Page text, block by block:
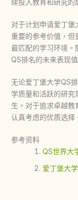
续投入教育和研究的
对于计划申请爱丁堡
重要的参考价值，
最匹配的学习环境。
QS排名的未来表现
无论爱丁堡大学QS
学质量和活跃的研
生。对于追求卓越
认真考虑的优质选择
参考资料
QS世界大
爱丁堡大